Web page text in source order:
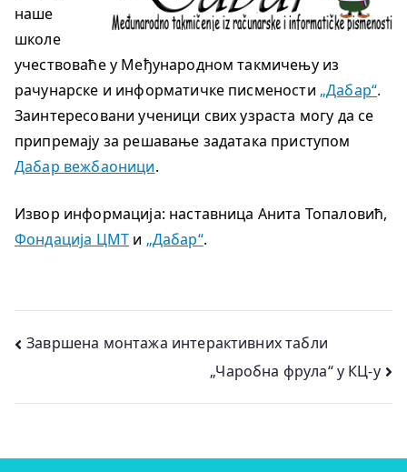
наше
школе
учествоваће у Међународном такмичењу из
рачунарске и информатичке писмености „Дабар“.
Заинтересовани ученици свих узраста могу да се
припремају за решавање задатака приступом
Дабар вежбаоници.
Извор информација: наставница Анита Топаловић,
Фондација ЦМТ и „Дабар“.
Кретање
Завршена монтажа интерактивних табли
„Чаробна фрула“ у КЦ-у